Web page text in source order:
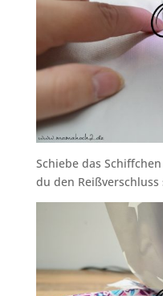
Schiebe das
du den